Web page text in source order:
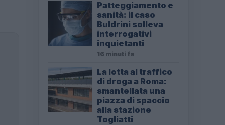
Patteggiamento e
sanità: il caso
Buldrini solleva
interrogativi
inquietanti
16 minuti fa
La lotta al traffico
di droga a Roma:
smantellata una
piazza di spaccio
alla stazione
Togliatti